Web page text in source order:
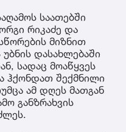
საათებში
რიკაძე და
მიზნით
დასახლებაში
სადაც მოაწყვეს
ჰქონდათ შექმნილი
ამ დღეს მათგან
განზრახვის